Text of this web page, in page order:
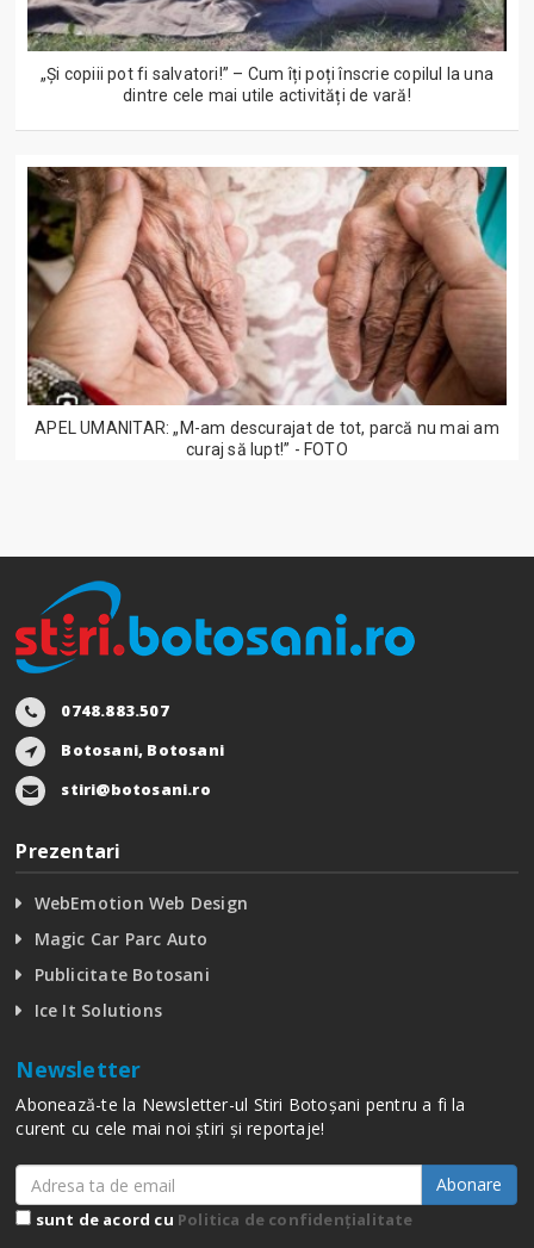
„Și copiii pot fi salvatori!” – Cum îți poți înscrie copilul la una
dintre cele mai utile activități de vară!
APEL UMANITAR: „M-am descurajat de tot, parcă nu mai am
curaj să lupt!” - FOTO
0748.883.507
Botosani, Botosani
stiri@botosani.ro
Prezentari
WebEmotion Web Design
Magic Car Parc Auto
Publicitate Botosani
Ice It Solutions
Newsletter
Abonează-te la Newsletter-ul Stiri Botoșani pentru a fi la
curent cu cele mai noi știri și reportaje!
Abonare
sunt de acord cu Politica de confidențialitate